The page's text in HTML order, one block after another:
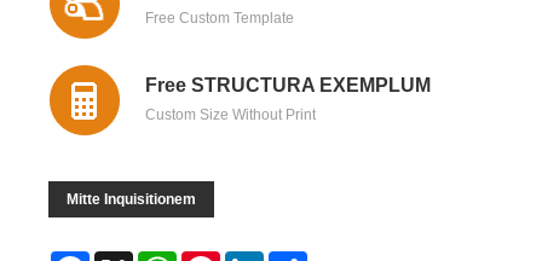
Free Custom Template
Free STRUCTURA EXEMPLUM
Custom Size Without Print
Mitte Inquisitionem